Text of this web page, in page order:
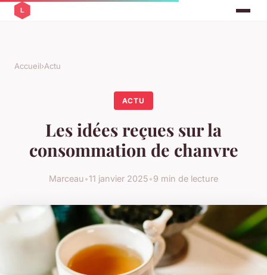
Accueil›Actu
ACTU
Les idées reçues sur la
consommation de chanvre
Marceau•11 janvier 2025•9 min de lecture